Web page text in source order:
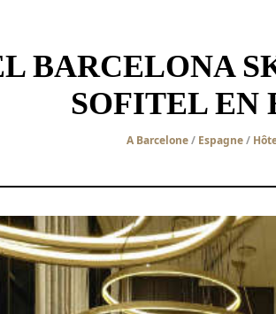
BARCELONA
SOFITEL EN
A Barcelone/ Espagne/